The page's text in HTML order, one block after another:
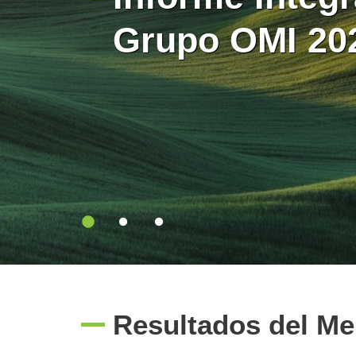
Grupo OMI
intervalos de
minutos en el
diario
están
Europa
Resultados del